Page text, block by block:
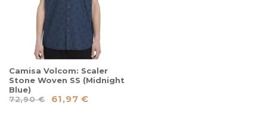
Camisa Volcom: Scaler
Stone Woven SS (Midnight
Blue)
72,90 €
61,97 €